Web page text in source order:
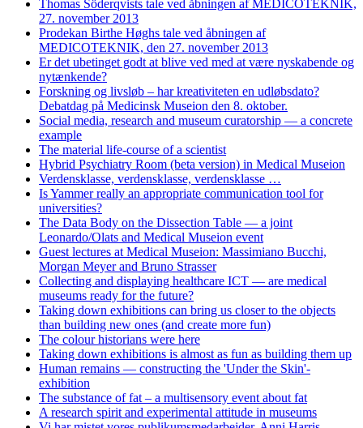
Thomas Söderqvists tale ved åbningen af MEDICOTEKNIK,
27. november 2013
Prodekan Birthe Høghs tale ved åbningen af
MEDICOTEKNIK, den 27. november 2013
Er det ubetinget godt at blive ved med at være nyskabende og
nytænkende?
Forskning og livsløb – har kreativiteten en udløbsdato?
Debatdag på Medicinsk Museion den 8. oktober.
Social media, research and museum curatorship — a concrete
example
The material life-course of a scientist
Hybrid Psychiatry Room (beta version) in Medical Museion
Verdensklasse, verdensklasse, verdensklasse …
Is Yammer really an appropriate communication tool for
universities?
The Data Body on the Dissection Table — a joint
Leonardo/Olats and Medical Museion event
Guest lectures at Medical Museion: Massimiano Bucchi,
Morgan Meyer and Bruno Strasser
Collecting and displaying healthcare ICT — are medical
museums ready for the future?
Taking down exhibitions can bring us closer to the objects
than building new ones (and create more fun)
The colour historians were here
Taking down exhibitions is almost as fun as building them up
Human remains — constructing the 'Under the Skin'-
exhibition
The substance of fat – a multisensory event about fat
A research spirit and experimental attitude in museums